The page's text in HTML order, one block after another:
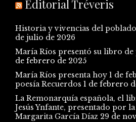
Editorial Tréveris
Historia y vivencias del
de julio de 2026
María Ríos presentó su libro de
de febrero de 2025
María Ríos presenta hoy 1 de
poesía Recuerdos 1 de febrero
La Remonarquía española, el
Jesús Ynfante, presentado por
Margarita García Díaz 29 de